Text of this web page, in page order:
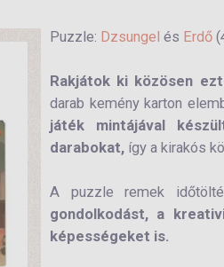
Puzzle: Dzsungel és Erdő
Rakjátok ki közösen
darab kemény karton
játék mintájával
darabokat, így a kirakós
A puzzle remek
gondolkodást, a
képességeket is.